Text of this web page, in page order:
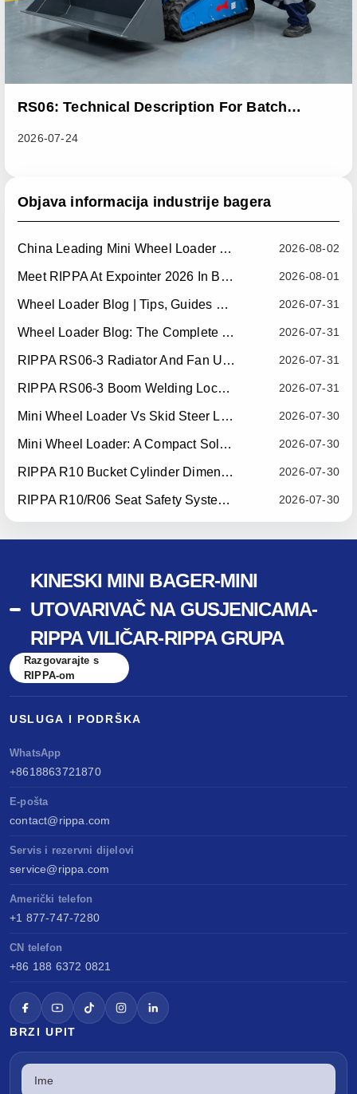
RS06: Technical Description For Batch
2026-07-24
Objava informacija industrije bagera
2026-08-02
China Leading Mini Wheel Loader Supplier: Reliable Compact Wheel Loaders For Global Markets
2026-08-01
Meet RIPPA At Expointer 2026 In Brazil
2026-07-31
Wheel Loader Blog | Tips, Guides & Attachments
2026-07-31
Wheel Loader Blog: The Complete Guide To Wheel Loaders For Construction, Agriculture, And Material Handling
2026-07-31
RIPPA RS06-3 Radiator And Fan Upgrade — Effective July 10, 2026
2026-07-31
RIPPA RS06-3 Boom Welding Locating Bar Optimization — Effective July 15, 2026
2026-07-30
Mini Wheel Loader Vs Skid Steer Loader: Which Compact Machine Is Better For Your Business?
2026-07-30
Mini Wheel Loader: A Compact Solution For Efficient Material Handling
2026-07-30
RIPPA R10 Bucket Cylinder Dimension Optimization — Effective July 15, 2026
2026-07-30
RIPPA R10/R06 Seat Safety System Upgrade — Effective July 22, 2026
KINESKI MINI BAGER-MINI
UTOVARIVAČ NA GUSJENICAMA-
RIPPA VILIČAR-RIPPA GRUPA
Razgovarajte s
RIPPA-om
USLUGA I PODRŠKA
WhatsApp
+8618863721870
E-pošta
contact@rippa.com
Servis i rezervni dijelovi
service@rippa.com
Američki telefon
+1 877-747-7280
CN telefon
+86 188 6372 0821
BRZI UPIT